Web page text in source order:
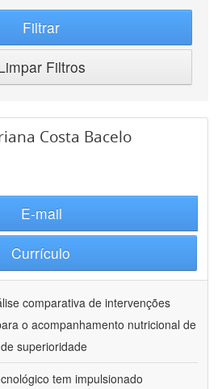
Filtrar
Filtros
Costa Bacelo
E-mail
Currículo
comparativa de intervenções
o acompanhamento nutricional de
superioridade
tem impulsionado